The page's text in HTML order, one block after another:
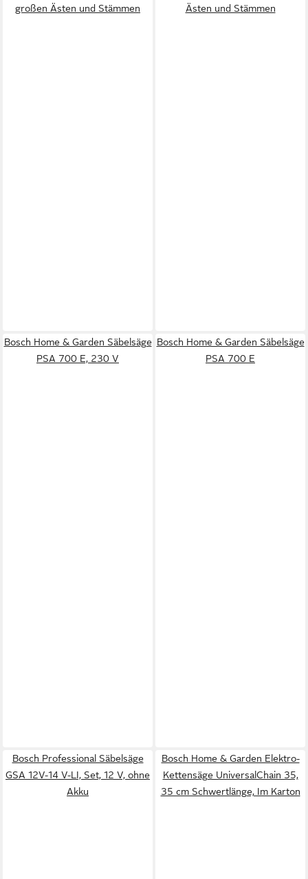
großen Ästen und Stämmen
Ästen und Stämmen
Bosch Home & Garden Säbelsäge
PSA 700 E, 230 V
Bosch Home & Garden Säbelsäge
PSA 700 E
Bosch Professional Säbelsäge
GSA 12V-14 V-LI, Set, 12 V, ohne
Akku
Bosch Home & Garden Elektro-
Kettensäge UniversalChain 35,
35 cm Schwertlänge, Im Karton